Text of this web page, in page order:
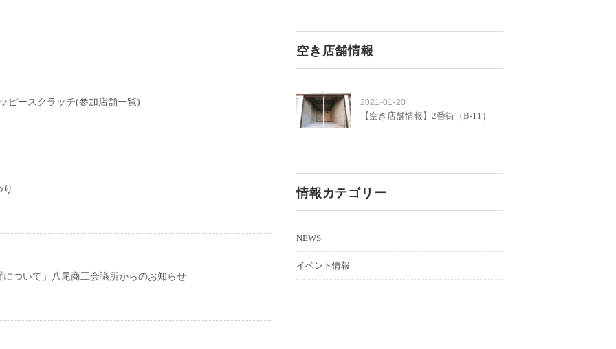
ピースクラッチ(参加店舗一覧)
り
ついて」八尾商工会議所からのお知らせ
空き店舗情報
2021-01-20
【空き店舗情報】2番街（B-11）
情報カテゴリー
NEWS
イベント情報